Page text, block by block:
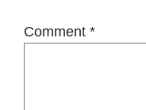
Comment *